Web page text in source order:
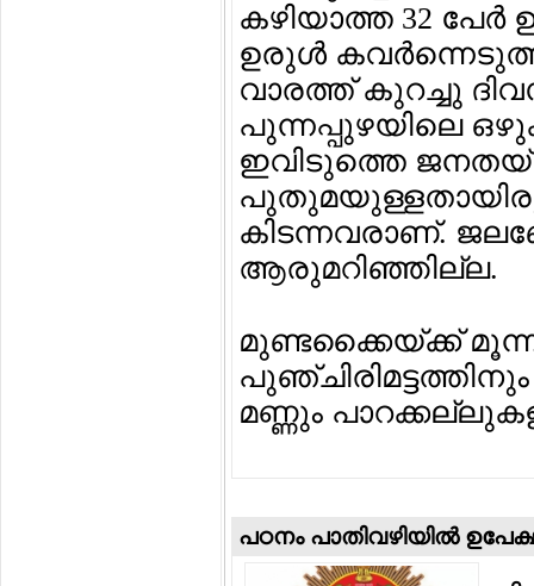
കഴിയാത്ത 32 പേര്‍
ഉരുള്‍
വാരത്ത് കുറച്ചു
പുന്നപ്പുഴയിലെ
ഇവിടുത്തെ
കിടന്നവരാണ്.
ആരുമറിഞ്ഞില്ല.
മുണ്ടക്കൈയ്ക്ക്
മണ്ണും
പഠനം പാതിവഴിയില്‍